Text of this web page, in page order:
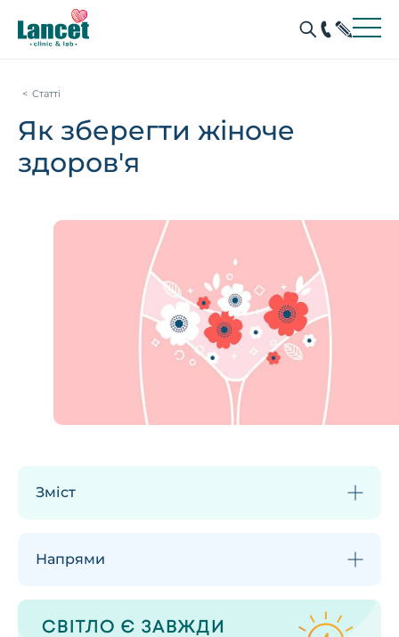
Статті
Як зберегти жіноче
здоров'я
Зміст
Напрями